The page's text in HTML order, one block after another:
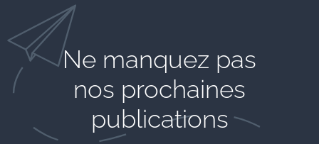
Ne manquez pas
nos prochaines
publications